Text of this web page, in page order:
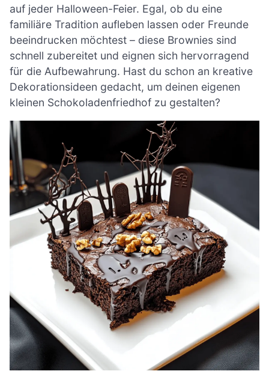
auf jeder Halloween-Feier. Egal, ob du eine
familiäre Tradition aufleben lassen oder Freunde
beeindrucken möchtest – diese Brownies sind
schnell zubereitet und eignen sich hervorragend
für die Aufbewahrung. Hast du schon an kreative
Dekorationsideen gedacht, um deinen eigenen
kleinen Schokoladenfriedhof zu gestalten?